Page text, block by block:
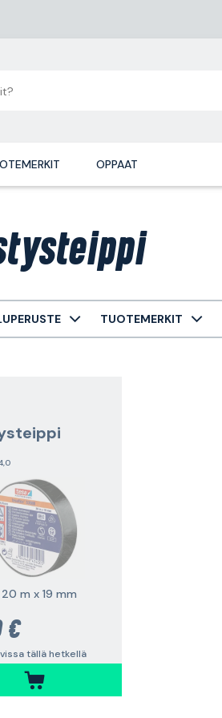
OPPAAT
TUOTEMERKIT
m x 19 mm
€
tällä hetkellä